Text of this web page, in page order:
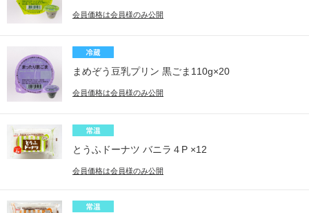
会員価格は会員様のみ公開
まめぞう豆乳プリン 黒ごま110g×20
会員価格は会員様のみ公開
とうふドーナツ バニラ４P ×12
会員価格は会員様のみ公開